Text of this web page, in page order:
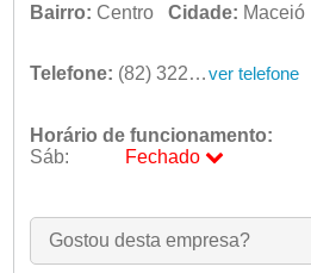
Bairro: Centro Cidade: Maceió
Telefone: (82) 3223-3804 ver telefone
Horário de funcionamento:
Sáb:
Fechado
Ter:
09:00 - 18:00
Qua:
09:00 - 18:00
Gostou desta empresa?